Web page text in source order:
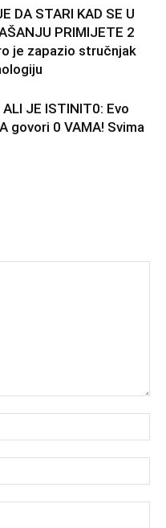
DA STARI KAD SE U
PRIMIJETE 2
je zapazio stručnjak
ALI JE ISTINIT0: Evo
govori 0 VAMA! Svima